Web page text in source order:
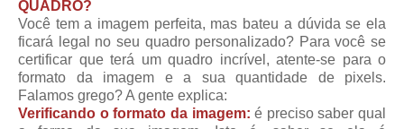
QUADRO?
Você tem a imagem perfeita, mas bateu a dúvida se ela
ficará legal no seu quadro personalizado? Para você se
certificar que terá um quadro incrível, atente-se para o
formato da imagem e a sua quantidade de pixels.
Falamos grego? A gente explica:
Verificando o formato da imagem: é preciso saber qual